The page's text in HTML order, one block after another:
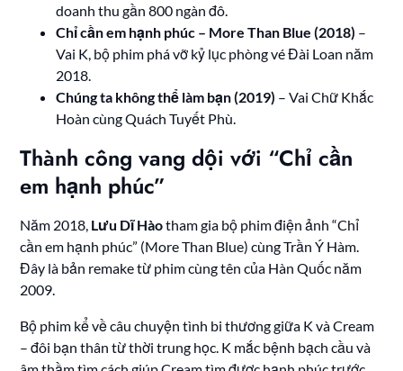
doanh thu gần 800 ngàn đô.
Chỉ cần em hạnh phúc – More Than Blue (2018) –
Vai K, bộ phim phá vỡ kỷ lục phòng vé Đài Loan năm
2018.
Chúng ta không thể làm bạn (2019) – Vai Chữ Khắc
Hoàn cùng Quách Tuyết Phù.
Thành công vang dội với “Chỉ cần
em hạnh phúc”
Năm 2018, Lưu Dĩ Hàotham gia bộ phim điện ảnh “Chỉ
cần em hạnh phúc” (More Than Blue) cùng Trần Ý Hàm.
Đây là bản remake từ phim cùng tên của Hàn Quốc năm
2009.
Bộ phim kể về câu chuyện tình bi thương giữa K và Cream
– đôi bạn thân từ thời trung học. K mắc bệnh bạch cầu và